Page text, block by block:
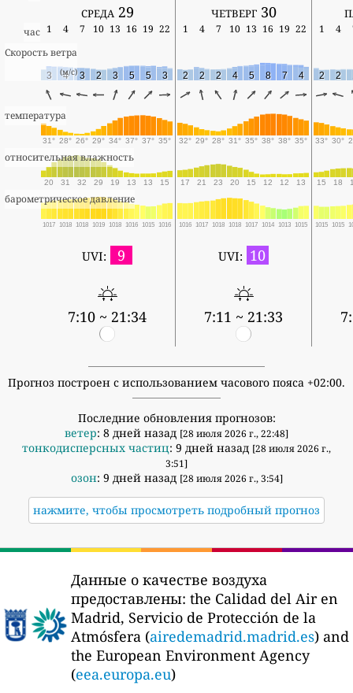
среда 29 четверг 30
час 1 4 7 10 13 16 19 22 1 4 7 10 13 16 19 22 1 4
Скорость ветра
(м/с)
3 4 3 2 3 5 5 3 2 2 2 4 5 8 7 4 2 2
температура
31° 28° 26° 29° 34° 37° 37° 35° 32° 29° 28° 31° 35° 38° 38° 35° 33° 30°
относительная влажность
20 31 32 29 19 13 13 15 17 21 23 20 15 12 12 13 15 18
барометрическое давление
1017 1018 1018 1019 1018 1016 1015 1016 1016 1017 1018 1018 1017 1014 1013 1015 1015 1015
UVI: 9
7:10 ~ 21:34
UVI: 10
7:11 ~ 21:33
Прогноз построен с использованием часового пояса +02:00.
Последние обновления прогнозов:
ветер: 8 дней назад [28 июля 2026 г., 22:48]
тонкодисперсных частиц: 9 дней назад [28 июля 2026 г.,
3:51]
озон: 9 дней назад [28 июля 2026 г., 3:54]
нажмите, чтобы просмотреть подробный прогноз
Данные о качестве воздуха
предоставлены: the Calidad del Air en
Madrid, Servicio de Protección de la
Atmósfera (airedemadrid.madrid.es) and
the European Environment Agency
(eea.europa.eu)